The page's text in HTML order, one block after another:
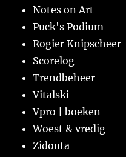
Notes on Art
Puck's Podium
Rogier Knipscheer
Scorelog
Trendbeheer
Vitalski
Vpro | boeken
Woest & vredig
Zidouta